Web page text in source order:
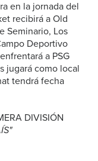
en la jornada del
recibirá a Old
Seminario, Los
Deportivo
a PSG
jugará como local
tendrá fecha
DIVISIÓN